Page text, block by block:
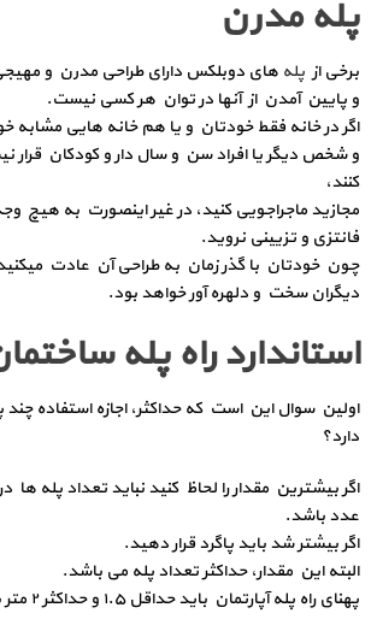
پله مدرن
برخی از پله های دوبلکس دارای طراحی مدرن و
و پایین آمدن از آنها در توان هر کسی نیست.
اگر در خانه فقط خودتان و یا هم خانه هایی مشابه
و شخص دیگر یا افراد سن و سال دار و کودکان قرار
کنند،
مجازید ماجراجویی کنید، در غیر اینصورت به هیچ
فانتزی و تزیینی نروید.
چون خودتان با گذر زمان به طراحی آن عادت
دیگران سخت و دلهره آور خواهد بود.
استاندارد راه پله
اولین سوال این است که حداکثر، اجازه استفاده
دارد؟
عدد باشد.
اگر بیشتر شد باید پاگرد قرار دهید.
البته این مقدار، حداکثر تعداد پله می باشد.
پهنای راه پله آپارتمان باید حداقل ۱.۵ و حداکثر ۲ متر باشد.